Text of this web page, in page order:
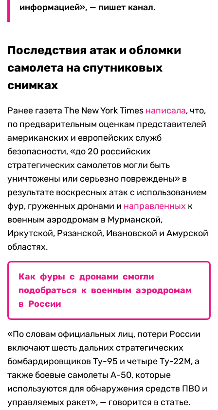
информацией», — пишет канал.
Последствия атак и обломки
самолета на спутниковых
снимках
Ранее газета The New York Times написала, что,
по предварительным оценкам представителей
американских и европейских служб
безопасности, «до 20 российских
стратегических самолетов могли быть
уничтожены или серьезно повреждены» в
результате воскресных атак с использованием
фур, груженных дронами и направленных к
военным аэродромам в Мурманской,
Иркутской, Рязанской, Ивановской и Амурской
областях.
Как фуры с дронами смогли
подобраться к военным аэродромам
в России
«По словам официальных лиц, потери России
включают шесть дальних стратегических
бомбардировщиков Ту-95 и четыре Ту-22М, а
также боевые самолеты А-50, которые
используются для обнаружения средств ПВО и
управляемых ракет», — говорится в статье.